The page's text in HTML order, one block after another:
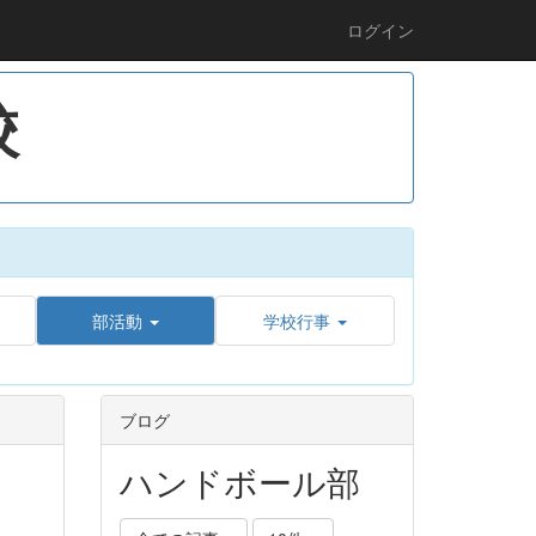
ログイン
部活動 学校行事
ブログ
ハンドボール部